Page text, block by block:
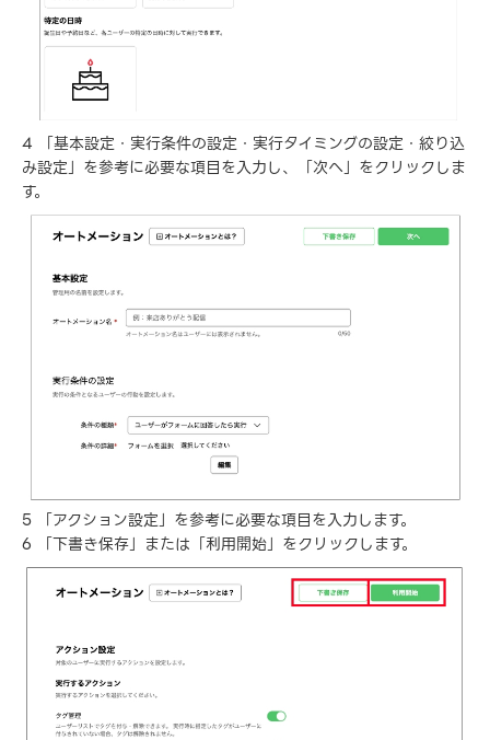
4 「基本設定・実行条件の設定・実行タイミングの設定・絞り込
み設定」を参考に必要な項目を入力し、「次へ」をクリックしま
す。
5 「アクション設定」を参考に必要な項目を入力します。
6 「下書き保存」または「利用開始」をクリックします。